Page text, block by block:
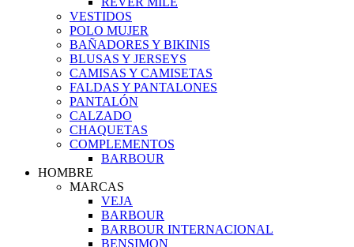
VESTIDOS
POLO MUJER
BAÑADORES Y BIKINIS
BLUSAS Y JERSEYS
CAMISAS Y CAMISETAS
FALDAS Y PANTALONES
PANTALÓN
CALZADO
CHAQUETAS
COMPLEMENTOS
BARBOUR
HOMBRE
MARCAS
VEJA
BARBOUR
BARBOUR INTERNACIONAL
BENSIMON